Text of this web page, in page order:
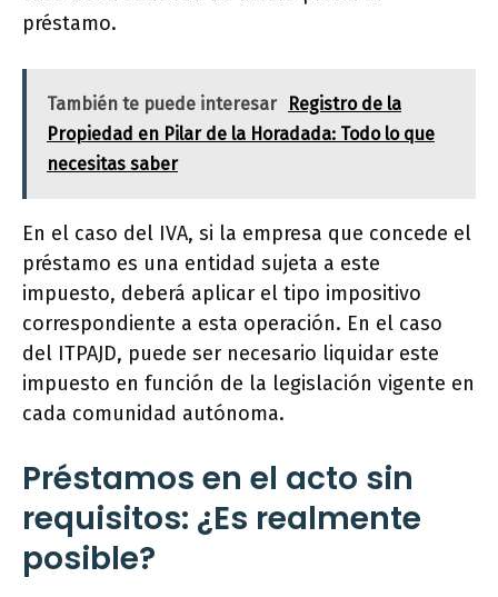
préstamo.
También te puede interesar
Registro de la
Propiedad en Pilar de la Horadada: Todo lo que
necesitas saber
En el caso del IVA, si la empresa que concede el
préstamo es una entidad sujeta a este
impuesto, deberá aplicar el tipo impositivo
correspondiente a esta operación. En el caso
del ITPAJD, puede ser necesario liquidar este
impuesto en función de la legislación vigente en
cada comunidad autónoma.
Préstamos en el acto sin
requisitos: ¿Es realmente
posible?